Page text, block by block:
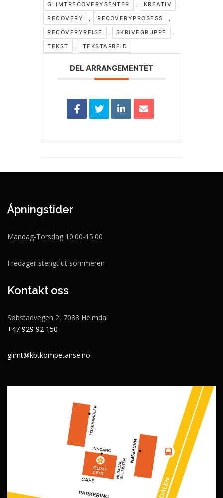
GLIMTRECOVERYSENTER , KREATIV ,
RECOVERY , RECOVERYPROSESS ,
RECOVERYREISE , SKRIVEGRUPPE ,
TEKST , TEKSTARBEID
DEL ARRANGEMENTET
Åpningstider
Mandag-Torsdag 10:00-15:00
Fredager stengt ut sommeren
Kontakt oss
Søbstadvegen 2, 7088 Heimdal
+47 929 92 150
glimt@kbtkompetanse.no